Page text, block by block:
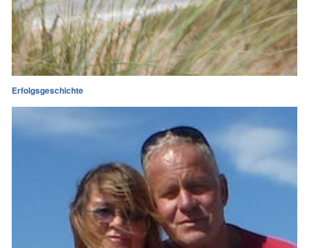
Erfolgsgeschichte